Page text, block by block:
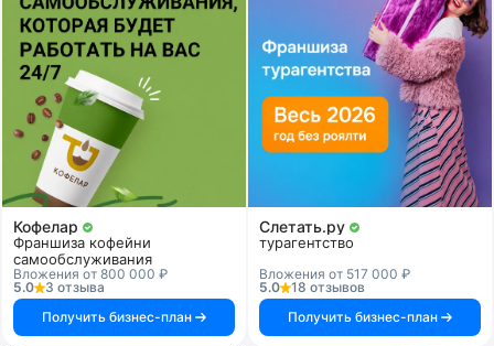
Кофелар
Франшиза кофейни
самообслуживания
Вложения от 800 000 ₽
5.0
3 отзыва
Получить бизнес-план
Слетать.ру
турагентство
Вложения от 517 000 ₽
5.0
18 отзывов
Получить бизнес-план